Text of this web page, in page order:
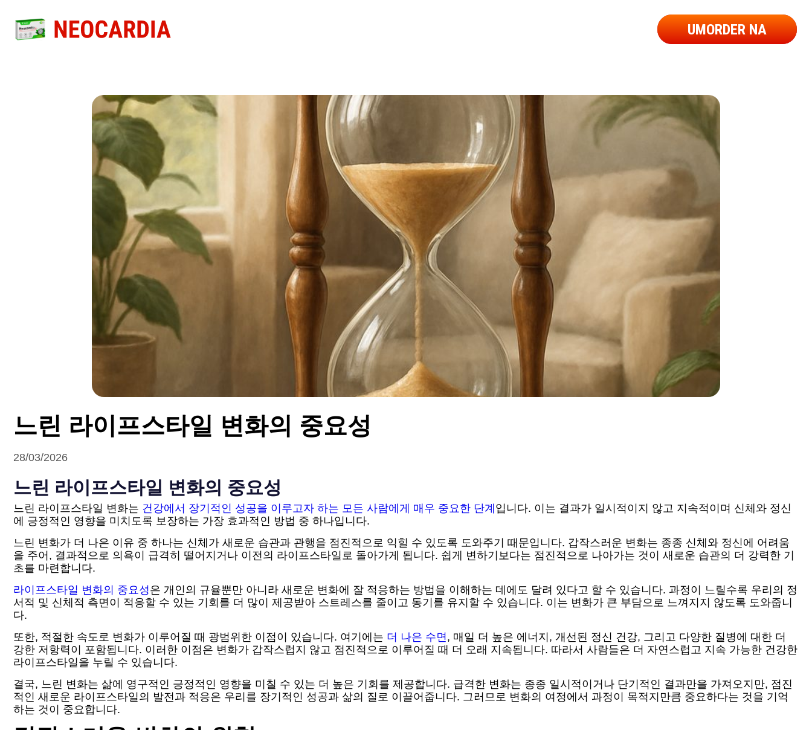
UMORDER NA
느린 라이프스타일 변화의 중요성
28/03/2026
느린 라이프스타일 변화의 중요성
느린 라이프스타일 변화는 건강에서 장기적인 성공을 이루고자 하는 모든 사람에게 매우 중요한 단계 입니다. 이는 결과가 일시적이지 않고 지속적이며 신체와 정신
에 긍정적인 영향을 미치도록 보장하는 가장 효과적인 방법 중 하나입니다.
느린 변화가 더 나은 이유 중 하나는 신체가 새로운 습관과 관행을 점진적으로 익힐 수 있도록 도와주기 때문입니다. 갑작스러운 변화는 종종 신체와 정신에 어려움
을 주어, 결과적으로 의욕이 급격히 떨어지거나 이전의 라이프스타일로 돌아가게 됩니다. 쉽게 변하기보다는 점진적으로 나아가는 것이 새로운 습관의 더 강력한 기
초를 마련합니다.
라이프스타일 변화의 중요성은 개인의 규율뿐만 아니라 새로운 변화에 잘 적응하는 방법을 이해하는 데에도 달려 있다고 할 수 있습니다. 과정이 느릴수록 우리의 정
서적 및 신체적 측면이 적응할 수 있는 기회를 더 많이 제공받아 스트레스를 줄이고 동기를 유지할 수 있습니다. 이는 변화가 큰 부담으로 느껴지지 않도록 도와줍니
다.
또한, 적절한 속도로 변화가 이루어질 때 광범위한 이점이 있습니다. 여기에는 더 나은 수면, 매일 더 높은 에너지, 개선된 정신 건강, 그리고 다양한 질병에 대한 더
강한 저항력이 포함됩니다. 이러한 이점은 변화가 갑작스럽지 않고 점진적으로 이루어질 때 더 오래 지속됩니다. 따라서 사람들은 더 자연스럽고 지속 가능한 건강한
라이프스타일을 누릴 수 있습니다.
결국, 느린 변화는 삶에 영구적인 긍정적인 영향을 미칠 수 있는 더 높은 기회를 제공합니다. 급격한 변화는 종종 일시적이거나 단기적인 결과만을 가져오지만, 점진
적인 새로운 라이프스타일의 발전과 적응은 우리를 장기적인 성공과 삶의 질로 이끌어줍니다. 그러므로 변화의 여정에서 과정이 목적지만큼 중요하다는 것을 기억
하는 것이 중요합니다.